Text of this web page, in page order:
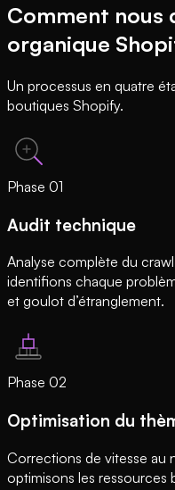
Comment nous
organique
Un processus en quatre
boutiques Shopify.
Phase 01
Audit technique
Analyse complète du
identifions chaque
et goulot d’étranglement.
Phase 02
Optimisation du
Corrections de vitesse au
optimisons les ressources